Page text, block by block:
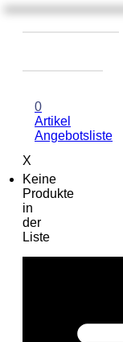
0
Artikel
Angebotsliste
X
Keine
Produkte
in
der
Liste